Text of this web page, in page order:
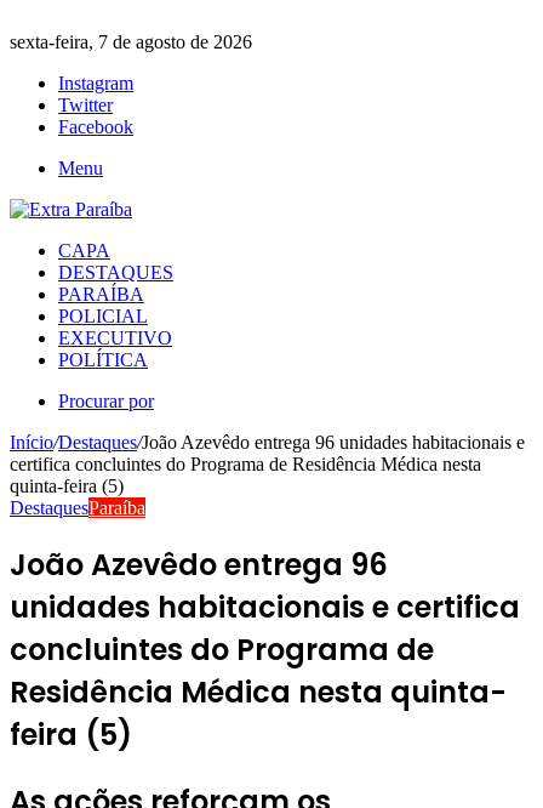
sexta-feira, 7 de agosto de 2026
Instagram
Twitter
Facebook
Menu
CAPA
DESTAQUES
PARAÍBA
POLICIAL
EXECUTIVO
POLÍTICA
Procurar por
Início/Destaques/João Azevêdo entrega 96 unidades habitacionais e
certifica concluintes do Programa de Residência Médica nesta
quinta-feira (5)
DestaquesParaíba
João Azevêdo entrega 96
unidades habitacionais e certifica
concluintes do Programa de
Residência Médica nesta quinta-
feira (5)